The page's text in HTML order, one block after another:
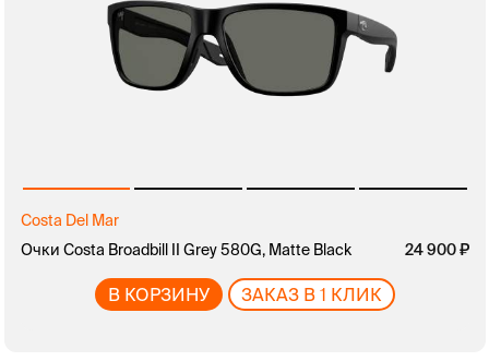
Costa Del Mar
Очки Costa Broadbill II Grey 580G, Matte Black
24 900
В КОРЗИНУ ЗАКАЗ В 1 КЛИК